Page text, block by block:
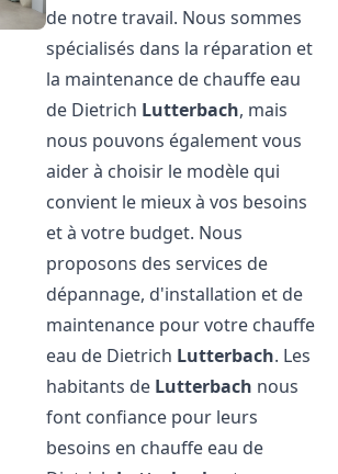
de notre travail. Nous sommes
spécialisés dans la réparation et
la maintenance de chauffe eau
de Dietrich Lutterbach, mais
nous pouvons également vous
aider à choisir le modèle qui
convient le mieux à vos besoins
et à votre budget. Nous
proposons des services de
dépannage, d'installation et de
maintenance pour votre chauffe
eau de Dietrich Lutterbach. Les
habitants de Lutterbach nous
font confiance pour leurs
besoins en chauffe eau de